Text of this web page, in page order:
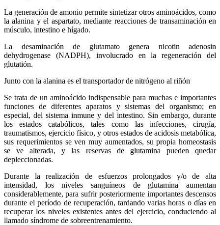
La generación de amonio permite sintetizar otros aminoácidos, como
la alanina y el aspartato, mediante reacciones de transaminación en
músculo, intestino e hígado.
La desaminación de glutamato genera nicotin adenosin
dehydrogenase (NADPH), involucrado en la regeneración del
glutatión.
Junto con la alanina es el transportador de nitrógeno al riñón
Se trata de un aminoácido indispensable para muchas e importantes
funciones de diferentes aparatos y sistemas del organismo; en
especial, del sistema inmune y del intestino. Sin embargo, durante
los estados catabólicos, tales como las infecciones, cirugía,
traumatismos, ejercicio físico, y otros estados de acidosis metabólica,
sus requerimientos se ven muy aumentados, su propia homeostasis
se ve alterada, y las reservas de glutamina pueden quedar
depleccionadas.
Durante la realización de esfuerzos prolongados y/o de alta
intensidad, los niveles sanguíneos de glutamina aumentan
considerablemente, para sufrir posteriormente importantes descensos
durante el período de recuperación, tardando varias horas o días en
recuperar los niveles existentes antes del ejercicio, conduciendo al
llamado síndrome de sobreentrenamiento.